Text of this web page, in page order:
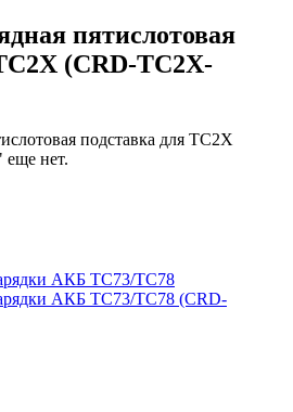
пятислотовая
(CRD-TC2X-
подставка для TC2X
нет.
АКБ TC73/TC78
АКБ TC73/TC78 (CRD-